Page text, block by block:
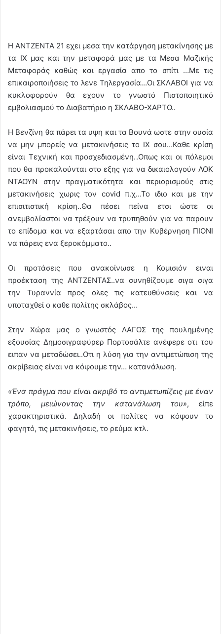
Η ΑΝΤΖΕΝΤΑ 21 εχει μεσα την κατάργηση μετακίνησης με
τα ΙΧ μας και την μεταφορά μας με τα Μεσα Μαζικής
Μεταφοράς καθώς και εργασία απο το σπίτι …Με τις
επικαιροποιήσεις το λενε Τηλεργασία…Οι ΣΚΛΑΒΟΙ για να
κυκλοφορούν θα εχουν το γνωστό Πιστοποιητικό
εμβολιασμού το Διαβατήριο η ΣΚΛΑΒΟ-ΧΑΡΤΟ..
Η Βενζίνη θα πάρει τα υψη και τα Βουνά ωστε στην ουσία
να μην μπορείς να μετακινήσεις το ΙΧ σου…Καθε κρίση
είναι Τεχνική και προσχεδιασμένη..Οπως και οι πόλεμοι
που θα προκαλούνται στο εξης για να δικαιολογούν ΛΟΚ
ΝΤΑΟΥΝ στην πραγματικότητα και περιορισμούς στις
μετακινήσεις χωρις τον covid π.χ…Το ιδιο και με την
επισιτιστική κρίση..Θα πέσει πείνα ετσι ώστε οι
ανεμβολίαστοι να τρέξουν να τρυπηθούν για να παρουν
το επίδομα και να εξαρτάσαι απο την Κυβέρνηση ΠΙΟΝΙ
να πάρεις ενα ξεροκόμματο..
Οι προτάσεις που ανακοίνωσε η Κομισιόν ειναι
προέκταση της ΑΝΤΖΕΝΤΑΣ..να συνηθίζουμε σιγα σιγα
την Τυραννία προς ολες τις κατευθύνσεις και να
υποταχθεί ο καθε πολίτης σκλάβος…
Στην Χώρα μας ο γνωστός ΛΑΓΟΣ της πουλημένης
εξουσίας Δημοσιγραφύρερ Πορτοσάλτε ανέφερε οτι του
ειπαν να μεταδώσει..Οτι η λύση για την αντιμετώπιση της
ακρίβειας είναι να κόψουμε την… κατανάλωση.
«Ένα πράγμα που είναι ακριβό το αντιμετωπίζεις με έναν
τρόπο, μειώνοντας την κατανάλωση του», είπε
χαρακτηριστικά. Δηλαδή οι πολίτες να κόψουν το
φαγητό, τις μετακινήσεις, το ρεύμα κτλ.